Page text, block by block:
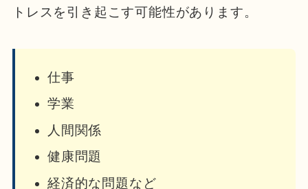
トレスを引き起こす可能性があります。
仕事
学業
人間関係
健康問題
経済的な問題など